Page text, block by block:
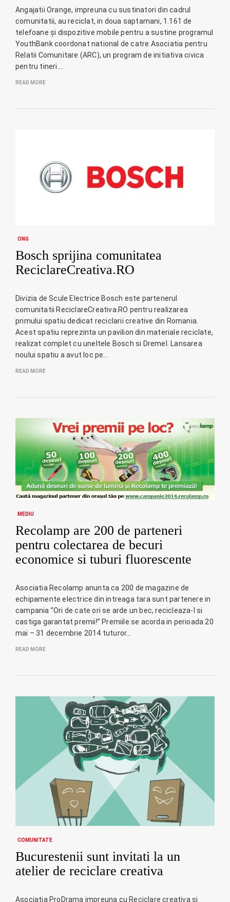
Angajatii Orange, impreuna cu sustinatori din cadrul
comunitatii, au reciclat, in doua saptamani, 1.161 de
telefoane și dispozitive mobile pentru a sustine programul
YouthBank coordonat national de catre Asociatia pentru
Relatii Comunitare (ARC), un program de initiativa civica
pentru tineri.…
READ MORE
ONG
Bosch sprijina comunitatea
ReciclareCreativa.RO
Divizia de Scule Electrice Bosch este partenerul
comunitatii ReciclareCreativa.RO pentru realizarea
primului spatiu dedicat reciclarii creative din Romania.
Acest spatiu reprezinta un pavilion din materiale reciclate,
realizat complet cu uneltele Bosch si Dremel. Lansarea
noului spatiu a avut loc pe…
READ MORE
MEDIU
Recolamp are 200 de parteneri
pentru colectarea de becuri
economice si tuburi fluorescente
Asociatia Recolamp anunta ca 200 de magazine de
echipamente electrice din intreaga tara sunt partenere in
campania ”Ori de cate ori se arde un bec, recicleaza-l si
castiga garantat premii!” Premiile se acorda in perioada 20
mai – 31 decembrie 2014 tuturor…
READ MORE
COMUNITATE
Bucurestenii sunt invitati la un
atelier de reciclare creativa
Asociatia ProDrama impreuna cu Reciclare creativa si